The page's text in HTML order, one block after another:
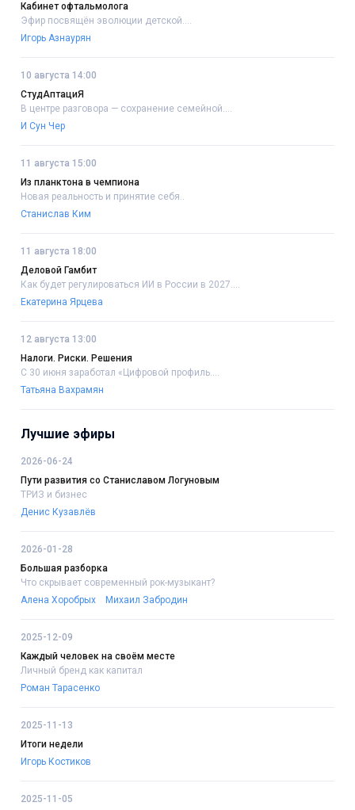
Кабинет офтальмолога
Эфир посвящён эволюции детской....
Игорь Азнаурян
10 августа 14:00
СтудАптациЯ
В центре разговора — сохранение семейной....
И Сун Чер
11 августа 15:00
Из планктона в чемпиона
Новая реальность и принятие себя..
Станислав Ким
11 августа 18:00
Деловой Гамбит
Как будет регулироваться ИИ в России в 2027....
Екатерина Ярцева
12 августа 13:00
Налоги. Риски. Решения
С 30 июня заработал «Цифровой профиль....
Татьяна Вахрамян
Лучшие эфиры
2026-06-24
Пути развития со Станиславом Логуновым
ТРИЗ и бизнес
Денис Кузавлёв
2026-01-28
Большая разборка
Что скрывает современный рок-музыкант?
Алена Хоробрых
Михаил Забродин
2025-12-09
Каждый человек на своём месте
Личный бренд как капитал
Роман Тарасенко
2025-11-13
Итоги недели
Игорь Костиков
2025-11-05